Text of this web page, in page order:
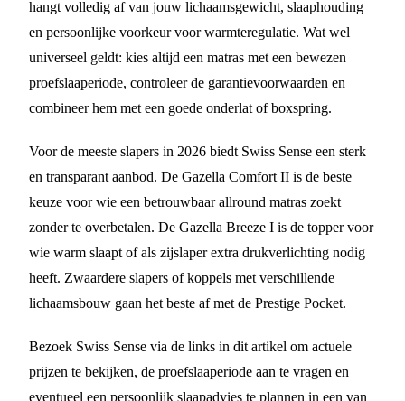
hangt volledig af van jouw lichaamsgewicht, slaaphouding
en persoonlijke voorkeur voor warmteregulatie. Wat wel
universeel geldt: kies altijd een matras met een bewezen
proefslaaperiode, controleer de garantievoorwaarden en
combineer hem met een goede onderlat of boxspring.
Voor de meeste slapers in 2026 biedt Swiss Sense een sterk
en transparant aanbod. De Gazella Comfort II is de beste
keuze voor wie een betrouwbaar allround matras zoekt
zonder te overbetalen. De Gazella Breeze I is de topper voor
wie warm slaapt of als zijslaper extra drukverlichting nodig
heeft. Zwaardere slapers of koppels met verschillende
lichaamsbouw gaan het beste af met de Prestige Pocket.
Bezoek Swiss Sense via de links in dit artikel om actuele
prijzen te bekijken, de proefslaaperiode aan te vragen en
eventueel een persoonlijk slaapadvies te plannen in een van